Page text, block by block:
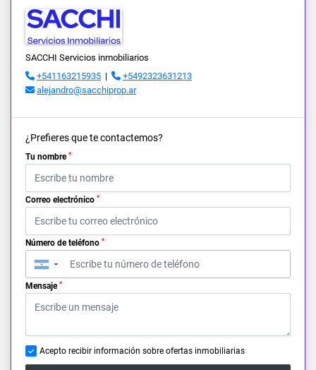
SACCHI Servicios inmobiliarios
+541163215935 |
+5492323631213
alejandro@sacchiprop.ar
¿Prefieres que te contactemos?
Tu nombre *
Correo electrónico *
Número de teléfono *
▼
Mensaje *
Acepto recibir información sobre ofertas inmobiliarias